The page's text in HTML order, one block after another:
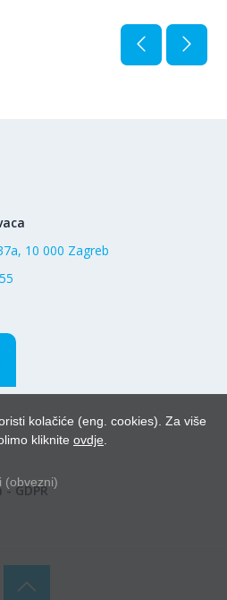
10 000 Zagreb
GDPR
kolačiće (eng. cookies). Za više
kliknite ovdje
(obvezni)